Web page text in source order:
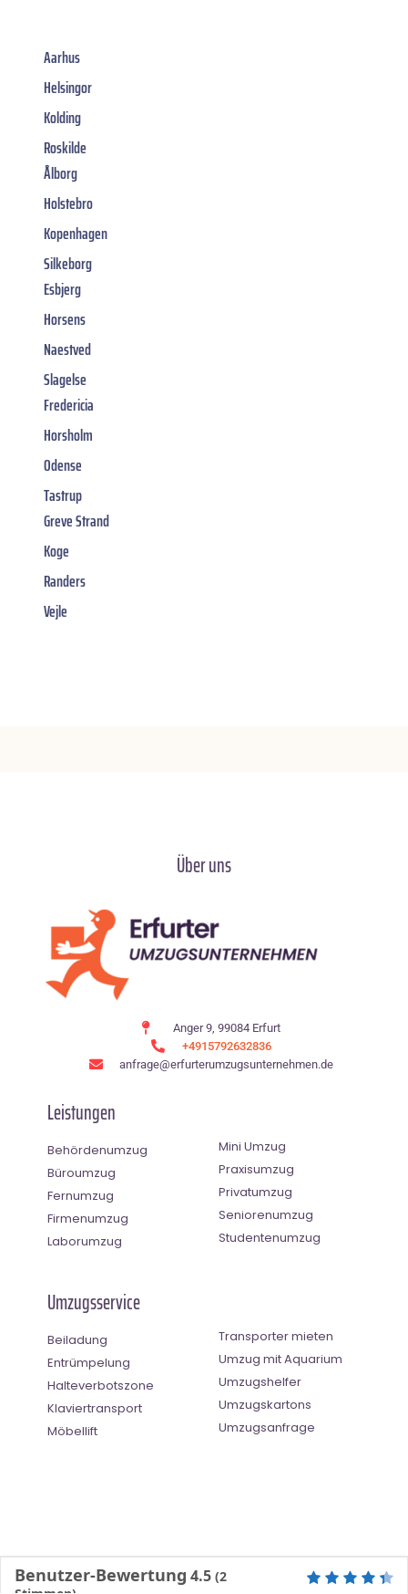
Aarhus
Helsingor
Kolding
Roskilde
Ålborg
Holstebro
Kopenhagen
Silkeborg
Esbjerg
Horsens
Naestved
Slagelse
Fredericia
Horsholm
Odense
Tastrup
Greve Strand
Koge
Randers
Vejle
Über uns
Anger 9, 99084 Erfurt
+4915792632836
anfrage@erfurterumzugsunternehmen.de
Leistungen
Behördenumzug
Büroumzug
Fernumzug
Firmenumzug
Laborumzug
Mini Umzug
Praxisumzug
Privatumzug
Seniorenumzug
Studentenumzug
Umzugsservice
Beiladung
Entrümpelung
Halteverbotszone
Klaviertransport
Möbellift
Transporter mieten
Umzug mit Aquarium
Umzugshelfer
Umzugskartons
Umzugsanfrage
Benutzer-Bewertung 4.5 (2